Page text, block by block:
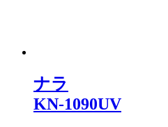
ナラ
KN-1090UV